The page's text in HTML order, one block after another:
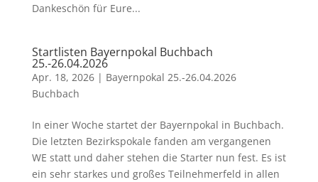
Dankeschön für Eure...
Startlisten Bayernpokal Buchbach
25.-26.04.2026
Apr. 18, 2026| Bayernpokal 25.-26.04.2026
Buchbach
In einer Woche startet der Bayernpokal in Buchbach.
Die letzten Bezirkspokale fanden am vergangenen
WE statt und daher stehen die Starter nun fest. Es ist
ein sehr starkes und großes Teilnehmerfeld in allen